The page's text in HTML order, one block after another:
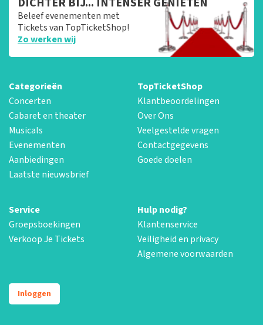
Beleef evenementen met
Tickets van TopTicketShop!
Zo werken wij
Categorieën
Concerten
Cabaret en theater
Musicals
Evenementen
Aanbiedingen
Laatste nieuwsbrief
TopTicketShop
Klantbeoordelingen
Over Ons
Veelgestelde vragen
Contactgegevens
Goede doelen
Service
Groepsboekingen
Verkoop Je Tickets
Hulp nodig?
Klantenservice
Veiligheid en privacy
Algemene voorwaarden
Inloggen